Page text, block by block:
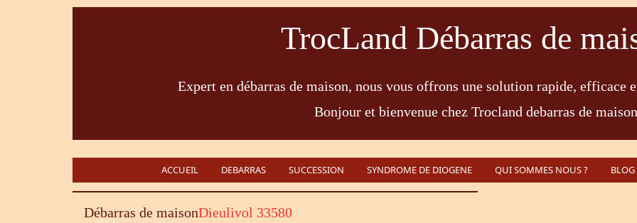
TrocLand Débarras de
Expert en débarras de maison, nous vous offrons une solution rapide, efficace
Bonjour et bienvenue chez Trocland debarras de
ACCUEIL DEBARRAS SUCCESSION SYNDROME DE DIOGENE QUI SOMMES NOUS ? BLOG
Débarras de maisonDieulivol 33580